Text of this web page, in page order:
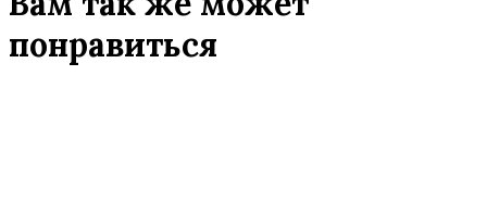
понравиться